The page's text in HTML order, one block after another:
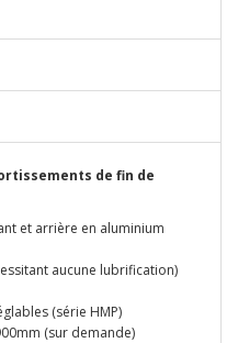
de fin de
et arrière en aluminium
aucune lubrification)
(série HMP)
(sur demande)